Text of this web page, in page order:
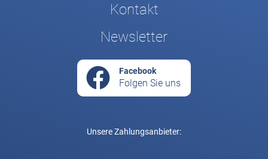
Kontakt
Newsletter
Facebook
Folgen Sie uns
Unsere Zahlungsanbieter: